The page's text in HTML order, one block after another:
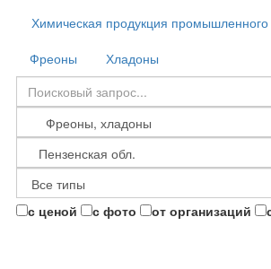
Химическая продукция промышленного
Фреоны
Хладоны
с ценой с фото от организаций